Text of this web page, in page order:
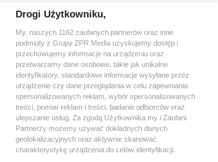
Żaden utwór zamieszczony w serwisie nie może być powielany i
rozpowszechniany lub dalej rozpowszechniany w jakikolwiek sposób
(w tym także elektroniczny lub mechaniczny) na jakimkolwiek polu
eksploatacji w jakiejkolwiek formie, włącznie z umieszczaniem w
Internecie bez pisemnej zgody właściciela praw. Jakiekolwiek użycie
lub wykorzystanie utworów w całości lub w części z naruszeniem
prawa, tzn. bez właściwej zgody, jest zabronione pod groźbą kary i
może być ścigane prawnie.
O nas
Drogi Użytkowniku,
My, naszych 1162 zaufanych partnerów oraz inne
podmioty z Grupy ZPR Media uzyskujemy dostęp i
przechowujemy informacje na urządzeniu oraz
przetwarzamy dane osobowe, takie jak unikalne
identyfikatory, standardowe informacje wysyłane przez
urządzenie czy dane przeglądania w celu zapewniania
spersonalizowanych reklam, wybór spersonalizowanych
treści, pomiar reklam i treści, badanie odbiorców oraz
ulepszanie usług. Za zgodą Użytkownika my i Zaufani
Partnerzy możemy używać dokładnych danych
geolokalizacyjnych oraz aktywnie skanować
charakterystykę urządzenia do celów identyfikacji.